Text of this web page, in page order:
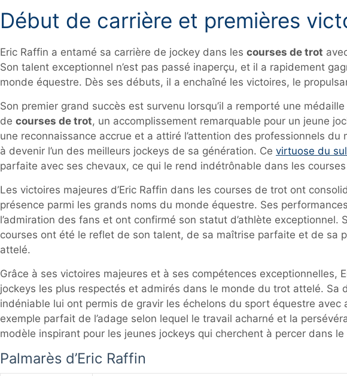
Début de carrière et premières
Eric Raffin a entamé sa carrière de jockey dans les courses de trot
Son talent exceptionnel n’est pas passé inaperçu, et il a rapidement
monde équestre. Dès ses débuts, il a enchaîné les victoires, le
Son premier grand succès est survenu lorsqu’il a remporté une
de courses de trot, un accomplissement remarquable pour un jeune
une reconnaissance accrue et a attiré l’attention des professionnels du
à devenir l’un des meilleurs jockeys de sa génération. Ce virtuose du
parfaite avec ses chevaux, ce qui le rend indétrônable dans les
Les victoires majeures d’Eric Raffin dans les courses de trot ont
présence parmi les grands noms du monde équestre. Ses
l’admiration des fans et ont confirmé son statut d’athlète exceptionnel.
courses ont été le reflet de son talent, de sa maîtrise parfaite et de sa
attelé.
Grâce à ses victoires majeures et à ses compétences exceptionnelles,
jockeys les plus respectés et admirés dans le monde du trot attelé. Sa
indéniable lui ont permis de gravir les échelons du sport équestre avec
exemple parfait de l’adage selon lequel le travail acharné et la
modèle inspirant pour les jeunes jockeys qui cherchent à percer dans
Palmarès d’Eric Raffin